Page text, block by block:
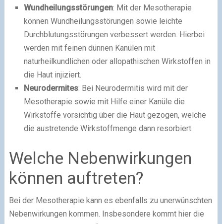
Wundheilungsstörungen: Mit der Mesotherapie
können Wundheilungsstörungen sowie leichte
Durchblutungsstörungen verbessert werden. Hierbei
werden mit feinen dünnen Kanülen mit
naturheilkundlichen oder allopathischen Wirkstoffen in
die Haut injiziert.
Neurodermites: Bei Neurodermitis wird mit der
Mesotherapie sowie mit Hilfe einer Kanüle die
Wirkstoffe vorsichtig über die Haut gezogen, welche
die austretende Wirkstoffmenge dann resorbiert.
Welche Nebenwirkungen
können auftreten?
Bei der Mesotherapie kann es ebenfalls zu unerwünschten
Nebenwirkungen kommen. Insbesondere kommt hier die